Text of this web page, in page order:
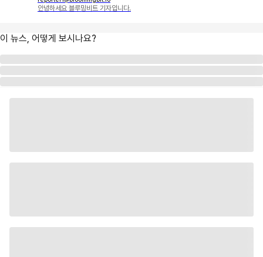
안녕하세요 블루밍비트 기자입니다.
이 뉴스, 어떻게 보시나요?